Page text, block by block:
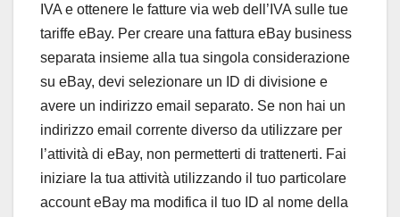
IVA e ottenere le fatture via web dell’IVA sulle tue
tariffe eBay. Per creare una fattura eBay business
separata insieme alla tua singola considerazione
su eBay, devi selezionare un ID di divisione e
avere un indirizzo email separato. Se non hai un
indirizzo email corrente diverso da utilizzare per
l’attività di eBay, non permetterti di trattenerti. Fai
iniziare la tua attività utilizzando il tuo particolare
account eBay ma modifica il tuo ID al nome della